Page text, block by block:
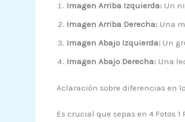
Imagen Arriba Izquierda:Un
Imagen Arriba Derecha:Una
Imagen Abajo Izquierda:Un
Imagen Abajo Derecha:Una
Aclaración sobre diferencias en
Es crucial que sepas en 4 Fotos